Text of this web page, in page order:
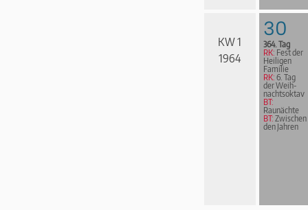
KW 1
1964
30
364. Tag
RK: Fest der
Heiligen
Familie
RK: 6. Tag
der Weih­
nachts­ok­tav
BT:
Raunächte
BT: Zwischen
den Jahren